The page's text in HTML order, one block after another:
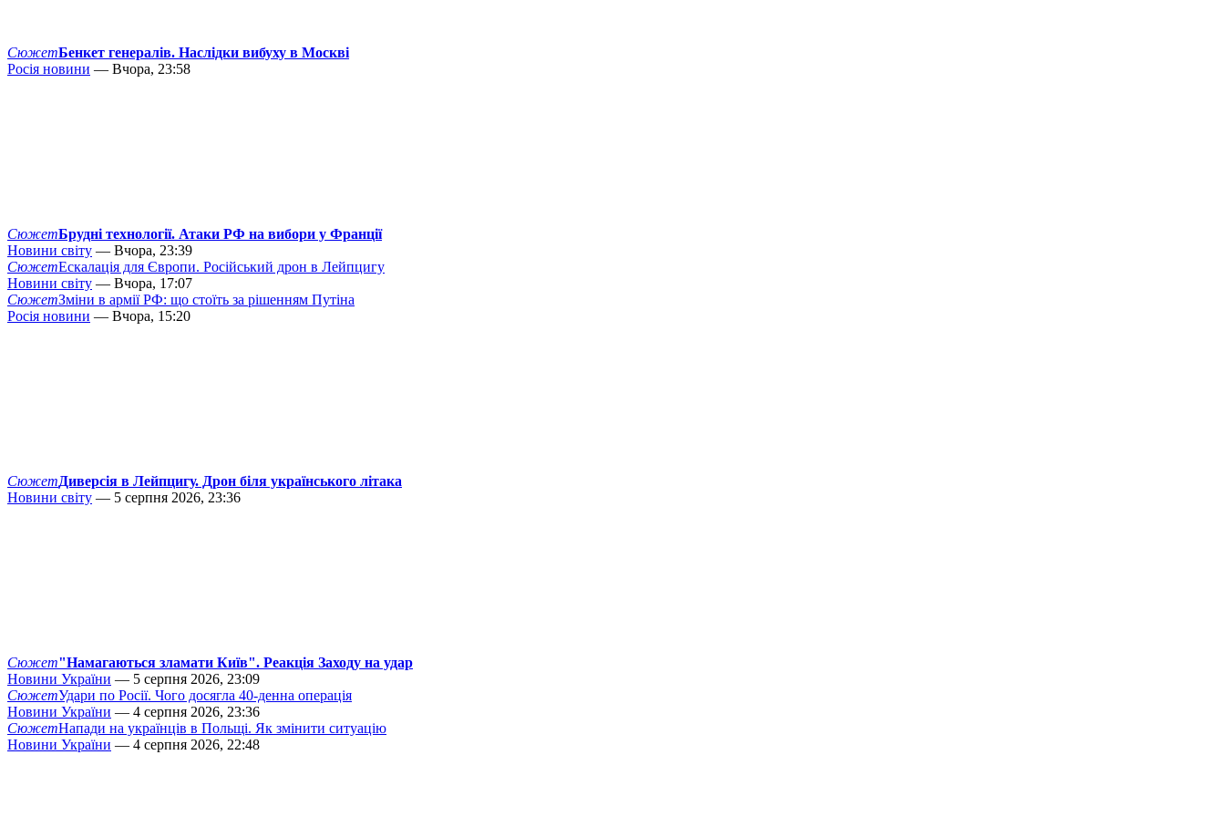
СюжетБенкет генералів. Наслідки вибуху в Москві
Росія новини — Вчора, 23:58
СюжетБрудні технології. Атаки РФ на вибори у Франції
Новини світу — Вчора, 23:39
СюжетЕскалація для Європи. Російський дрон в Лейпцигу
Новини світу — Вчора, 17:07
СюжетЗміни в армії РФ: що стоїть за рішенням Путіна
Росія новини — Вчора, 15:20
СюжетДиверсія в Лейпцигу. Дрон біля українського літака
Новини світу — 5 серпня 2026, 23:36
Сюжет"Намагаються зламати Київ". Реакція Заходу на удар
Новини України — 5 серпня 2026, 23:09
СюжетУдари по Росії. Чого досягла 40-денна операція
Новини України — 4 серпня 2026, 23:36
СюжетНапади на українців в Польщі. Як змінити ситуацію
Новини України — 4 серпня 2026, 22:48